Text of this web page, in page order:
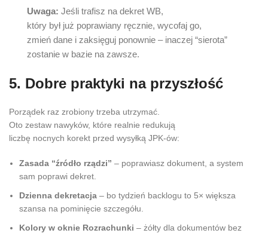
Uwaga: Jeśli trafisz na dekret WB,
który był już poprawiany ręcznie, wycofaj go,
zmień dane i zaksięguj ponownie – inaczej “sierota”
zostanie w bazie na zawsze.
5. Dobre praktyki na przyszłość
Porządek raz zrobiony trzeba utrzymać.
Oto zestaw nawyków, które realnie redukują
liczbę nocnych korekt przed wysyłką JPK‑ów:
Zasada “źródło rządzi” – poprawiasz dokument, a system
sam poprawi dekret.
Dzienna dekretacja – bo tydzień backlogu to 5× większa
szansa na pominięcie szczegółu.
Kolory w oknie Rozrachunki – żółty dla dokumentów bez